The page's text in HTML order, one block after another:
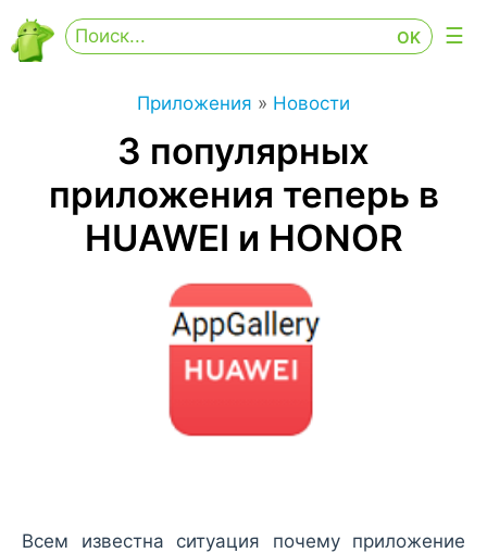
Приложения » Новости
3 популярных
приложения теперь в
HUAWEI и HONOR
Всем известна ситуация почему приложение